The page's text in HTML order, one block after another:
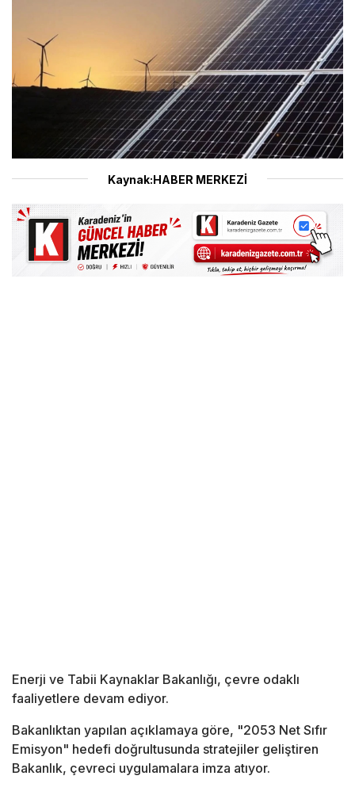
Kaynak:HABER MERKEZİ
Enerji ve Tabii Kaynaklar Bakanlığı, çevre odaklı
faaliyetlere devam ediyor.
Bakanlıktan yapılan açıklamaya göre, "2053 Net Sıfır
Emisyon" hedefi doğrultusunda stratejiler geliştiren
Bakanlık, çevreci uygulamalara imza atıyor.